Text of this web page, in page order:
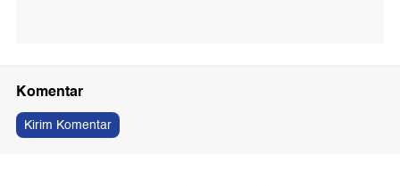
Komentar
Kirim Komentar